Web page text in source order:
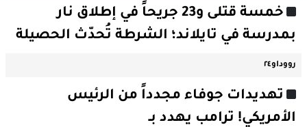
خمسة قتلى و23 جريحاً في إطلاق نار
بمدرسة في تايلاند؛ الشرطة تُحدّث الحصيلة
رووداو٢٤
تهديدات جوفاء مجدداً من الرئيس
الأمريكي! ترامب يهدد بـ